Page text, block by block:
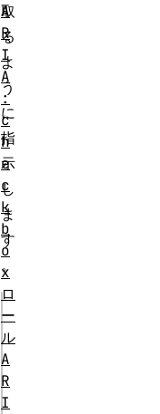
取
る
よ
う
に
指
示
し
ま
す
。
<div
role="dialog">
  ...
A
R
I
A
:
c
h
e
c
k
b
o
x
ロ
ー
ル
A
R
I